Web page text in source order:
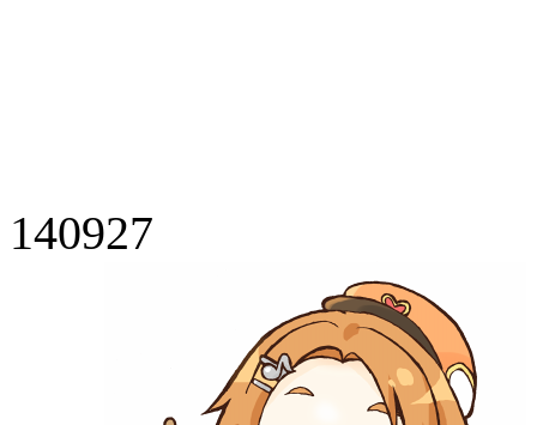
140927